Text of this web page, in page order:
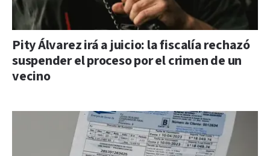
Pity Álvarez irá a juicio: la fiscalía rechazó
suspender el proceso por el crimen de un
vecino